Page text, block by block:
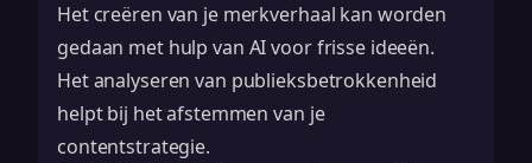
Het creëren van je merkverhaal kan worden
gedaan met hulp van AI voor frisse ideeën.
Het analyseren van publieksbetrokkenheid
helpt bij het afstemmen van je
contentstrategie.